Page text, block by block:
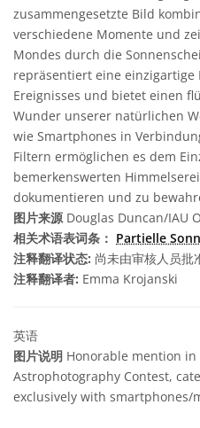
zusammengesetzte Bild
verschiedene Momente und
Mondes durch die
repräsentiert eine einzigartige
Ereignisses und bietet einen
Wunder unserer natürlichen
wie Smartphones in
Filtern ermöglichen es dem
bemerkenswerten
dokumentieren und zu
图片来源Douglas Duncan/IAU
相关术语表词条： Partielle
注释翻译状态: 尚未由审核人员批
注释翻译者: Emma Krojanski
英语
图片说明 Honorable mention in
Astrophotography Contest,
exclusively with smartphones/